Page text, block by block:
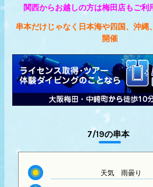
関西からお越しの方は梅田店もご利
串本だけじゃなく日本海や四国、沖縄
開催
7/19の串本
天気雨曇り